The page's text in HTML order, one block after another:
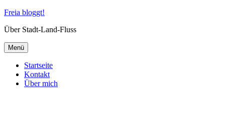
Zum
springen
Freia bloggt!
Über Stadt-Land-Fluss
Menü
Startseite
Kontakt
Über mich